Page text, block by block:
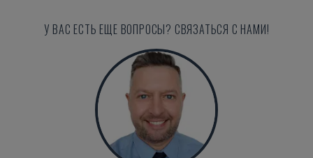
У ВАС ЕСТЬ ЕЩЕ ВОПРОСЫ? СВЯЗАТЬСЯ С НАМИ!